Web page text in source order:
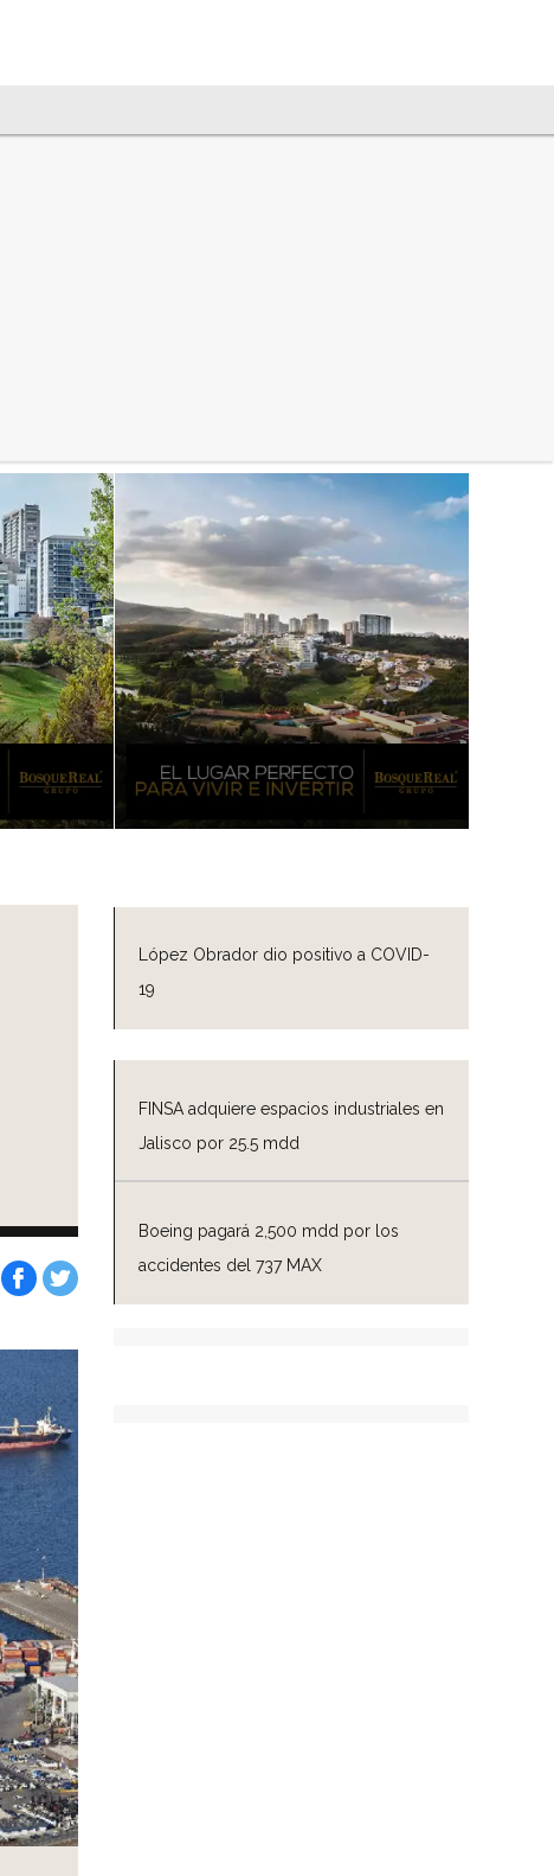
López Obrador dio positivo a COVID-
19
FINSA adquiere espacios industriales en
Jalisco por 25.5 mdd
Boeing pagará 2,500 mdd por los
accidentes del 737 MAX